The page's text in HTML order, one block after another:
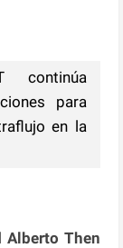
continúa
para
en la
Alberto Then